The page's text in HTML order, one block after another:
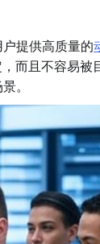
提供高质量的
而且不容易被
。